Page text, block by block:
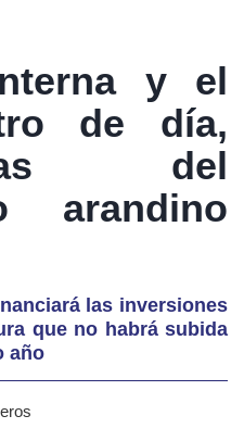
y el
de día,
del
arandino
las inversiones
que no habrá subida
año